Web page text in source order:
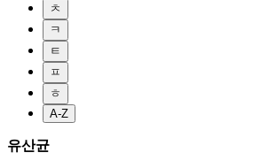
ㅊ
ㅋ
ㅌ
ㅍ
ㅎ
A-Z
유산균